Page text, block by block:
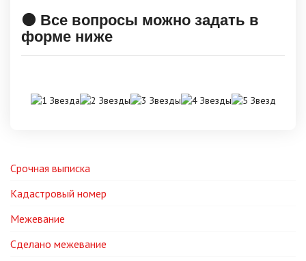
🟠 Все вопросы можно задать в
форме ниже
Срочная выписка
Кадастровый номер
Межевание
Сделано межевание